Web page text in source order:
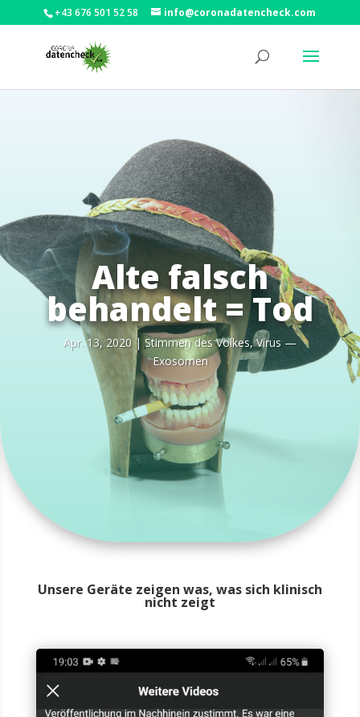
+43 676 501 52 58 info@coronadatencheck.com
Alte falsch
behandelt = Tod
Apr. 13, 2020 |Stim­men des Vol­kes,Virus —
Exosomen
Unsere Geräte zeigen was, was sich klinisch
nicht zeigt